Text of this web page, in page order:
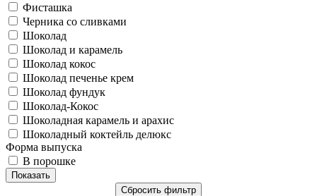
Фисташка
Черника со сливками
Шоколад
Шоколад и карамель
Шоколад кокос
Шоколад печенье крем
Шоколад фундук
Шоколад-Кокос
Шоколадная карамель и арахис
Шоколадный коктейль делюкс
Форма выпуска
В порошке